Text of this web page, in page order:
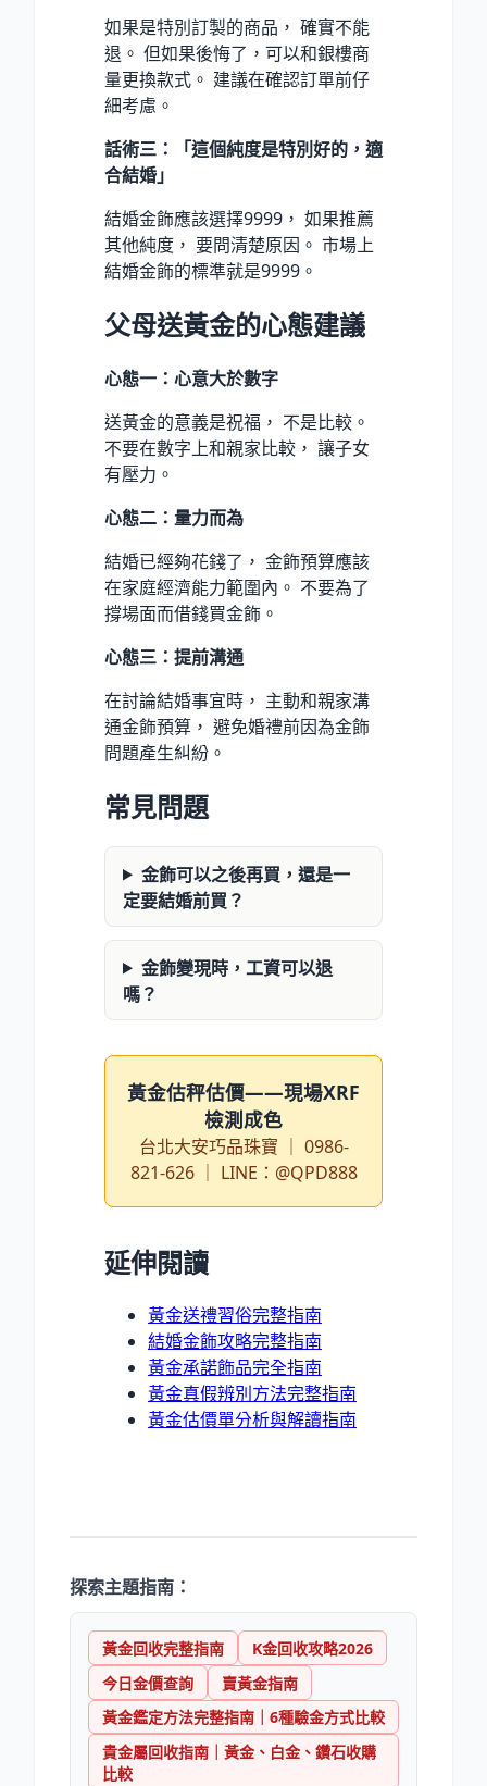
如果是特別訂製的商品， 確實不能
退。 但如果後悔了，可以和銀樓商
量更換款式。 建議在確認訂單前仔
細考慮。
話術三：「這個純度是特別好的，適
合結婚」
結婚金飾應該選擇9999， 如果推薦
其他純度， 要問清楚原因。 市場上
結婚金飾的標準就是9999。
父母送黃金的心態建議
心態一：心意大於數字
送黃金的意義是祝福， 不是比較。
不要在數字上和親家比較， 讓子女
有壓力。
心態二：量力而為
結婚已經夠花錢了， 金飾預算應該
在家庭經濟能力範圍內。 不要為了
撐場面而借錢買金飾。
心態三：提前溝通
在討論結婚事宜時， 主動和親家溝
通金飾預算， 避免婚禮前因為金飾
問題產生糾紛。
常見問題
金飾可以之後再買，還是一
定要結婚前買？
金飾變現時，工資可以退
嗎？
黃金估秤估價——現場XRF
檢測成色
台北大安巧品珠寶 ｜ 0986-
821-626 ｜ LINE：@QPD888
延伸閱讀
黃金送禮習俗完整指南
結婚金飾攻略完整指南
黃金承諾飾品完全指南
黃金真假辨別方法完整指南
黃金估價單分析與解讀指南
探索主題指南：
黃金回收完整指南
K金回收攻略2026
今日金價查詢
賣黃金指南
黃金鑑定方法完整指南｜6種驗金方式比較
貴金屬回收指南｜黃金、白金、鑽石收購
比較